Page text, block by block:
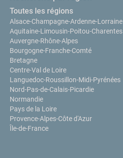
Toutes les régions
Alsace-Champagne-Ardenne-Lorraine
Aquitaine-Limousin-Poitou-Charentes
Auvergne-Rhône-Alpes
Bourgogne-Franche-Comté
Bretagne
Centre-Val de Loire
Languedoc-Roussillon-Midi-Pyrénées
Nord-Pas-de-Calais-Picardie
Normandie
Pays de la Loire
Provence-Alpes-Côte d'Azur
Île-de-France